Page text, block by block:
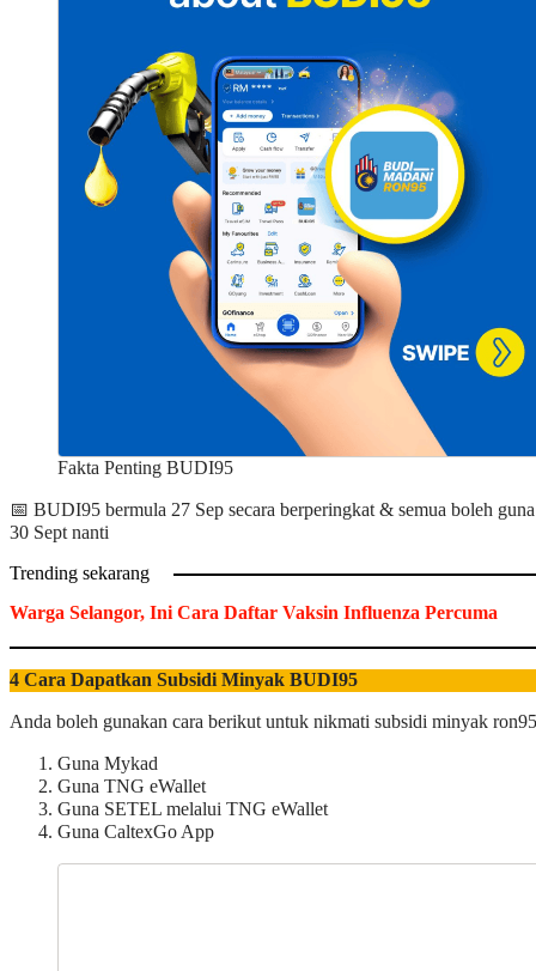
Fakta Penting BUDI95
📅 BUDI95 bermula 27 Sep secara berperingkat & semua boleh
30 Sept nanti
Trending sekarang
Warga Selangor, Ini Cara Daftar Vaksin Influenza Percuma
4 Cara Dapatkan Subsidi Minyak BUDI95
Anda boleh gunakan cara berikut untuk nikmati subsidi minyak
Guna Mykad
Guna TNG eWallet
Guna SETEL melalui TNG eWallet
Guna CaltexGo App